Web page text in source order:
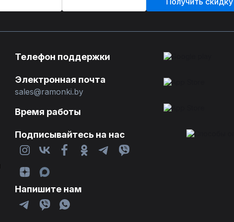
Телефон поддержки
Электронная почта
sales@ramonki.by
Время работы
Подписывайтесь на нас
Напишите нам